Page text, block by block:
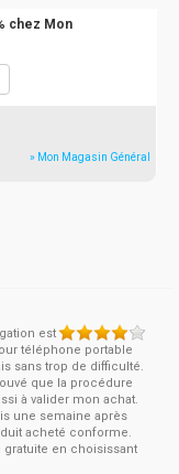
chez Mon
» Mon Magasin Général
est
téléphone portable
sans trop de difficulté.
que la procédure
à valider mon achat.
une semaine après
acheté conforme.
en choisissant